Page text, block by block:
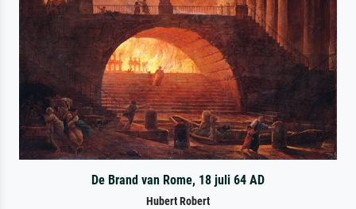
De Brand van Rome, 18 juli 64 AD
Hubert Robert